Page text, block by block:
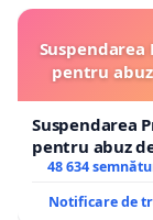
pentru
Suspendarea
pentru abuz
48 634
Notificare de